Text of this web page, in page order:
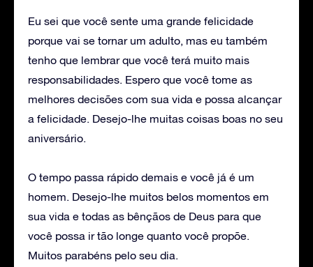
Eu sei que você sente uma grande felicidade
porque vai se tornar um adulto, mas eu também
tenho que lembrar que você terá muito mais
responsabilidades. Espero que você tome as
melhores decisões com sua vida e possa alcançar
a felicidade. Desejo-lhe muitas coisas boas no seu
aniversário.
O tempo passa rápido demais e você já é um
homem. Desejo-lhe muitos belos momentos em
sua vida e todas as bênçãos de Deus para que
você possa ir tão longe quanto você propõe.
Muitos parabéns pelo seu dia.